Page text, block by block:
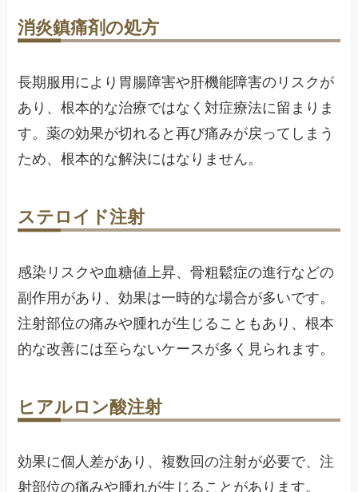
消炎鎮痛剤の処方
長期服用により胃腸障害や肝機能障害のリスクが
あり、根本的な治療ではなく対症療法に留まりま
す。薬の効果が切れると再び痛みが戻ってしまう
ため、根本的な解決にはなりません。
ステロイド注射
感染リスクや血糖値上昇、骨粗鬆症の進行などの
副作用があり、効果は一時的な場合が多いです。
注射部位の痛みや腫れが生じることもあり、根本
的な改善には至らないケースが多く見られます。
ヒアルロン酸注射
効果に個人差があり、複数回の注射が必要で、注
射部位の痛みや腫れが生じることがあります。